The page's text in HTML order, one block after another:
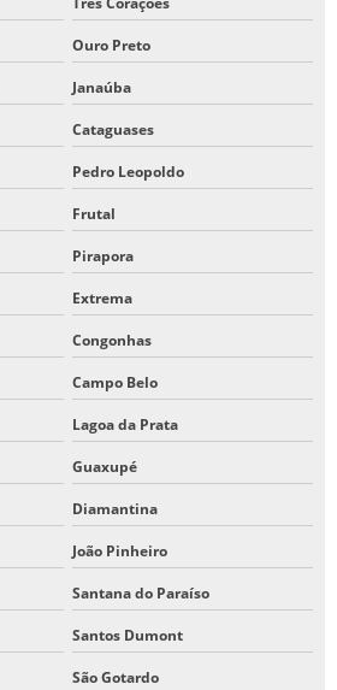
Ouro Preto
Janaúba
Cataguases
Pedro Leopoldo
Frutal
Pirapora
Extrema
Congonhas
Campo Belo
Lagoa da Prata
Guaxupé
Diamantina
João Pinheiro
Santana do Paraíso
Santos Dumont
São Gotardo